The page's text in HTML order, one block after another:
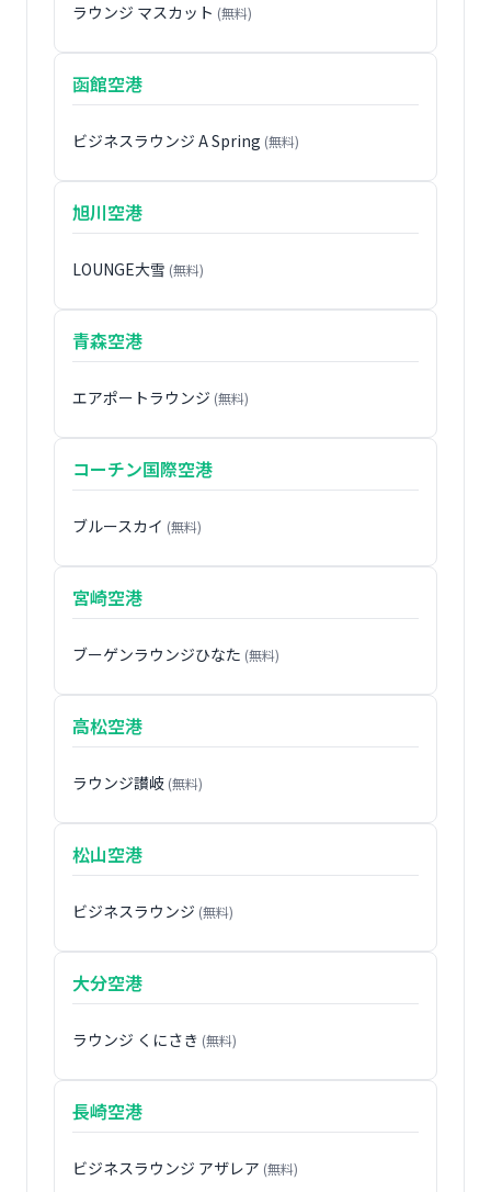
ラウンジ マスカット (無料)
函館空港
ビジネスラウンジ A Spring (無料)
旭川空港
LOUNGE大雪 (無料)
青森空港
エアポートラウンジ (無料)
コーチン国際空港
ブルースカイ (無料)
宮崎空港
ブーゲンラウンジひなた (無料)
高松空港
ラウンジ讃岐 (無料)
松山空港
ビジネスラウンジ (無料)
大分空港
ラウンジ くにさき (無料)
長崎空港
ビジネスラウンジ アザレア (無料)